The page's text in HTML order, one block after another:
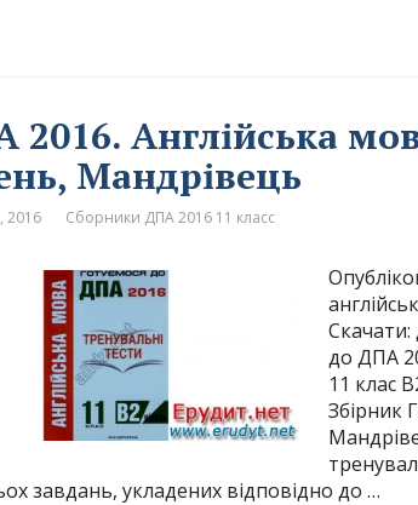
2016. Англійська
Мандрівець
2016 Сборники ДПА 2016 11 класс
до ДПА
11 клас
Збірник
завдань, укладених відповідно до …